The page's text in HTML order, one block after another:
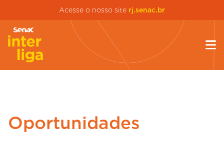
Acesse o nosso site rj.senac.br
Oportunidades